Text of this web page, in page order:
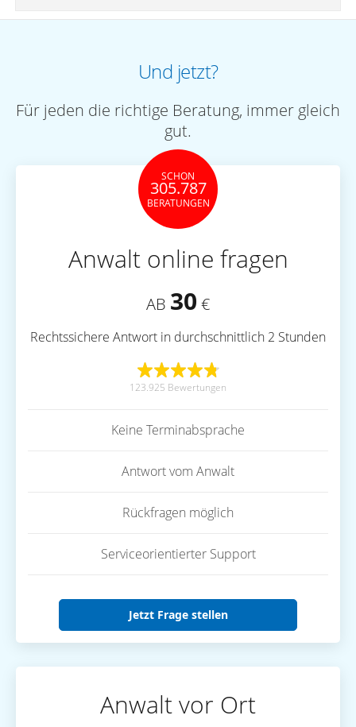
Und jetzt?
Für jeden die richtige Beratung, immer gleich
gut.
SCHON
305.787
BERATUNGEN
Anwalt online fragen
AB 30 €
Rechtssichere Antwort in durchschnittlich 2 Stunden
123.925 Bewertungen
Keine Terminabsprache
Antwort vom Anwalt
Rückfragen möglich
Serviceorientierter Support
Jetzt Frage stellen
Anwalt vor Ort